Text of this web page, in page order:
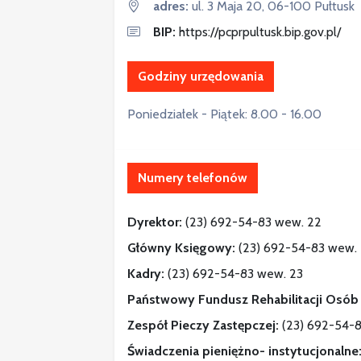
adres: ul. 3 Maja 20, 06-100 Pułtusk
BIP: https://pcprpultusk.bip.gov.pl/
Godziny urzędowania
Poniedziałek - Piątek: 8.00 - 16.00
Numery telefonów
Dyrektor: (23) 692-54-83 wew. 22
Główny Księgowy: (23) 692-54-83 wew.
Kadry: (23) 692-54-83 wew. 23
Państwowy Fundusz Rehabilitacji
Zespół Pieczy Zastępczej: (23) 692-54-
Świadczenia pieniężno- instytucjonalne: